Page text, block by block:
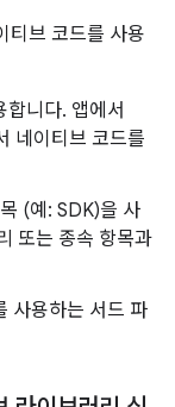
티브 코드를 사용
니다. 앱에서
네이티브 코드를
(예: SDK)을 사
또는 종속 항목과
사용하는 서드 파